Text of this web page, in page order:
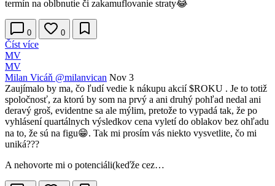
termín na oblbnutie či zakamuflovanie straty😂
0 0
Číst více
MV
MV
Milan Vicáň @milanvican Nov 3
Zaujímalo by ma, čo ľudí vedie k nákupu akcií$ROKU . Je to totiž
spoločnosť, za ktorú by som na prvý a ani druhý pohľad nedal ani
deravý groš, evidentne sa ale mýlim, pretože to vypadá tak, že po
vyhlásení quartálnych výsledkov cena vyletí do oblakov bez ohľadu
na to, že sú na figu😁. Tak mi prosím vás niekto vysvetlite, čo mi
uniká???
A nehovorte mi o potenciáli(keďže cez…